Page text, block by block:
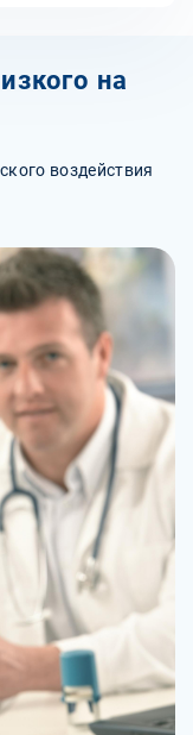
на
воздействия